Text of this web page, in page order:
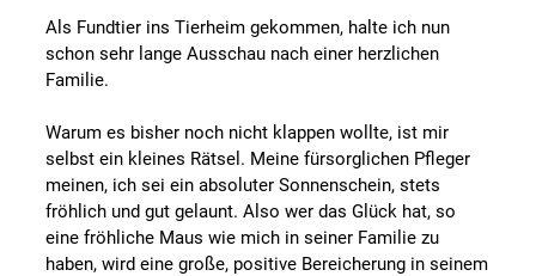
Als Fundtier ins Tierheim gekommen, halte ich nun
schon sehr lange Ausschau nach einer herzlichen
Familie.
Warum es bisher noch nicht klappen wollte, ist mir
selbst ein kleines Rätsel. Meine fürsorglichen Pfleger
meinen, ich sei ein absoluter Sonnenschein, stets
fröhlich und gut gelaunt. Also wer das Glück hat, so
eine fröhliche Maus wie mich in seiner Familie zu
haben, wird eine große, positive Bereicherung in seinem